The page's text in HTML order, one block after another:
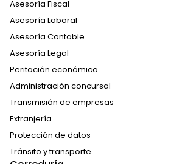
Asesoría Fiscal
Asesoría Laboral
Asesoría Contable
Asesoría Legal
Peritación económica
Administración concursal
Transmisión de empresas
Extranjería
Protección de datos
Tránsito y transporte